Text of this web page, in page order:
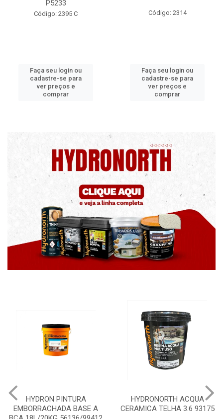
Código: 2314
Faça seu login ou
cadastre-se para
ver preços e
comprar
Código: 2340
Faça seu login ou
cadastre-se para
ver preços e
comprar
HYDRONORTH ACQUA
CERAMICA TELHA 3.6 93175
HYDRONORTH GRANFFINO
PEDRAS MARROCOS 20KG